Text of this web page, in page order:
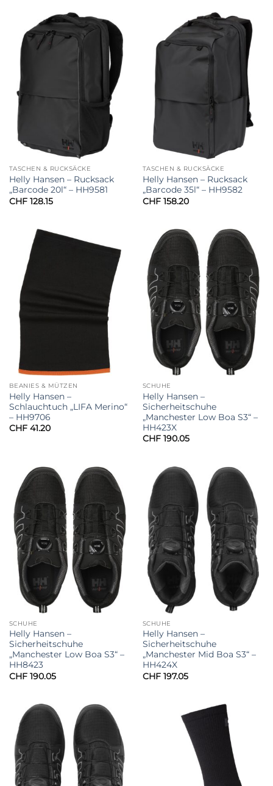
TASCHEN & RUCKSÄCKE
Helly Hansen – Rucksack
„Barcode 20l“ – HH9581
CHF128.15
TASCHEN & RUCKSÄCKE
Helly Hansen – Rucksack
„Barcode 35l“ – HH9582
CHF158.20
BEANIES & MÜTZEN
Helly Hansen –
Schlauchtuch „LIFA Merino“
– HH9706
CHF41.20
SCHUHE
Helly Hansen –
Sicherheitschuhe
„Manchester Low Boa S3“ –
HH423X
CHF190.05
SCHUHE
Helly Hansen –
Sicherheitschuhe
„Manchester Low Boa S3“ –
HH8423
CHF190.05
SCHUHE
Helly Hansen –
Sicherheitschuhe
„Manchester Mid Boa S3“ –
HH424X
CHF197.05